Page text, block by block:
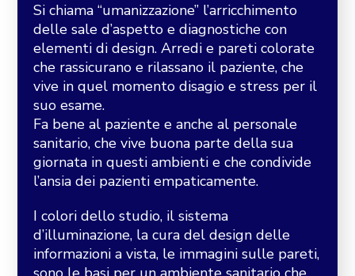
Si chiama “umanizzazione” l’arricchimento
delle sale d’aspetto e diagnostiche con
elementi di design. Arredi e pareti colorate
che rassicurano e rilassano il paziente, che
vive in quel momento disagio e stress per il
suo esame.
Fa bene al paziente e anche al personale
sanitario, che vive buona parte della sua
giornata in questi ambienti e che condivide
l’ansia dei pazienti empaticamente.
I colori dello studio, il sistema
d’illuminazione, la cura del design delle
informazioni a vista, le immagini sulle pareti,